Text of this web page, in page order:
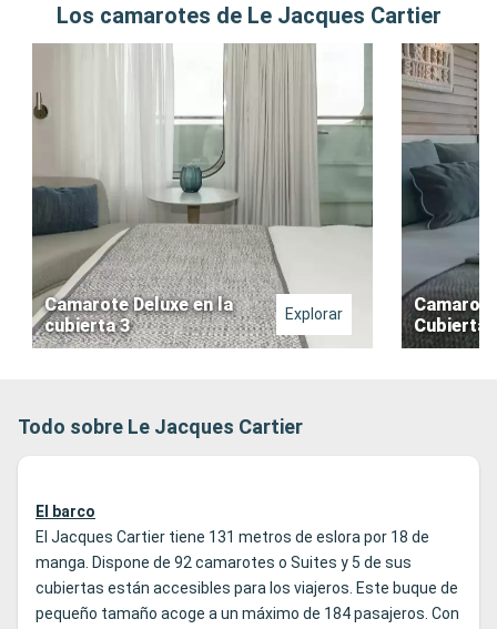
Los camarotes de Le Jacques Cartier
Camarote Deluxe en la
cubierta 3
Explorar
Cubierta
Todo sobre Le Jacques Cartier
El barco
El Jacques Cartier tiene 131 metros de eslora por 18 de
manga. Dispone de 92 camarotes o Suites y 5 de sus
cubiertas están accesibles para los viajeros. Este buque de
pequeño tamaño acoge a un máximo de 184 pasajeros. Con